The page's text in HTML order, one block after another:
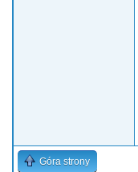
Góra strony